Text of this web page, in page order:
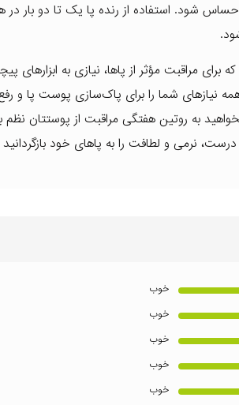
شود. استفاده از رنده پا یک تا دو بار در
برای مراقبت مؤثر از پاها، نیازی به
همه نیازهای شما را برای پاک‌سازی پوست پا
به روتین هفتگی مراقبت از پوستتان نظم
نرمی و لطافت را به پاهای خود بازگردانید
خوب
خوب
خوب
خوب
خوب